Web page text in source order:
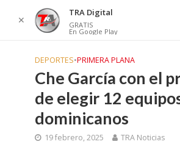
DEPORTES•PRIMERA PLANA
Che García con el
de elegir 12
dominicanos
19 febrero, 2025
TRA Noticias
✕
TRA Digital
GRATIS
En Google Play